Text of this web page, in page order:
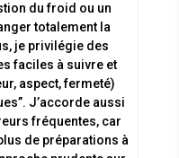
du froid ou un
totalement la
je privilégie des
faciles à suivre et
aspect, fermeté)
J’accorde aussi
fréquentes, car
de préparations à